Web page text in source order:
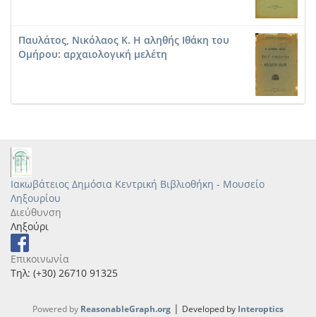
Παυλάτος, Νικόλαος Κ. Η αληθής Ιθάκη του
Ομήρου: αρχαιολογική μελέτη
Ιακωβάτειος Δημόσια Κεντρική Βιβλιοθήκη - Μουσείο
Ληξουρίου
Διεύθυνση
Ληξούρι
Επικοινωνία
Τηλ: (+30) 26710 91325
Powered by ReasonableGraph.org | Developed by Interoptics